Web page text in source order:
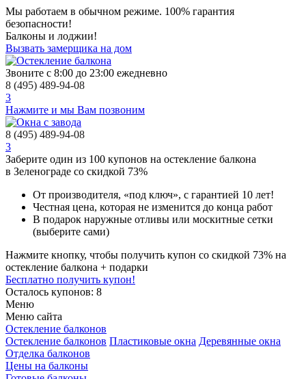
Мы работаем в обычном режиме. 100% гарантия
безопасности!
Балконы и лоджии!
Вызвать замерщика на дом
Звоните с 8:00 до 23:00 ежедневно
8 (495) 489-94-08
3
Нажмите и мы Вам позвоним
8 (495) 489-94-08
3
Заберите один из 100 купонов на остекление балкона
в Зеленограде со скидкой 73%
От производителя, «под ключ», с гарантией 10 лет!
Честная цена, которая не изменится до конца работ
В подарок наружные отливы или москитные сетки
(выберите сами)
Нажмите кнопку, чтобы получить купон со скидкой 73% на
остекление балкона + подарки
Бесплатно получить купон!
Осталось купонов: 8
Меню
Меню сайта
Остекление балконов
Остекление балконов Пластиковые окна Деревянные окна
Отделка балконов
Цены на балконы